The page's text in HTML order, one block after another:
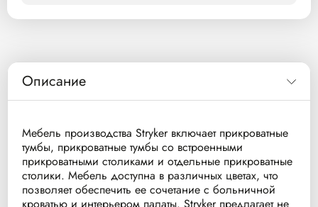
Описание
Мебель производства Stryker включает прикроватные
тумбы, прикроватные тумбы со встроенными
прикроватными столиками и отдельные прикроватные
столики. Мебель доступна в различных цветах, что
позволяет обеспечить ее сочетание с больничной